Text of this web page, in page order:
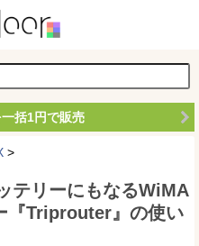
括1円で販売
>
テリーにもなるWiMA
『Triprouter』の使い